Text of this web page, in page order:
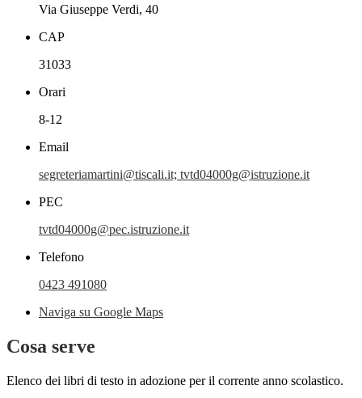
Via Giuseppe Verdi, 40
CAP
31033
Orari
8-12
Email
segreteriamartini@tiscali.it; tvtd04000g@istruzione.it
PEC
tvtd04000g@pec.istruzione.it
Telefono
0423 491080
Naviga su Google Maps
Cosa serve
Elenco dei libri di testo in adozione per il corrente anno scolastico.